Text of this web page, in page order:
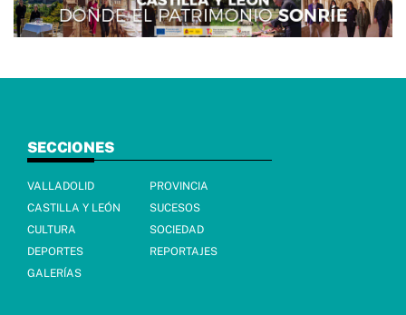
SECCIONES
VALLADOLID
PROVINCIA
CASTILLA Y LEÓN
SUCESOS
CULTURA
SOCIEDAD
DEPORTES
REPORTAJES
GALERÍAS